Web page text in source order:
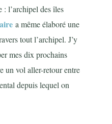
: l’archipel des îles
a même élaboré une
tout l’archipel. J’y
mes dix prochains
un vol aller-retour entre
depuis lequel on